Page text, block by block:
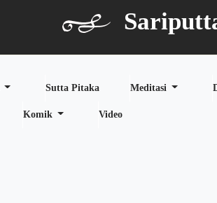
Sutta Pitaka Meditasi
Komik Video